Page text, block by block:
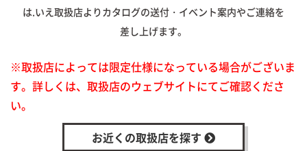
は.いえ取扱店よりカタログの送付・イベント案内やご連絡を
差し上げます。
※取扱店によっては限定仕様になっている場合がございま
す。詳しくは、取扱店のウェブサイトにてご確認くださ
い。
お近くの取扱店を探す